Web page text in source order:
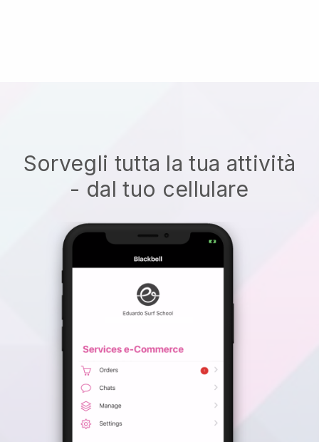
Sorvegli tutta la tua attività
- dal tuo cellulare